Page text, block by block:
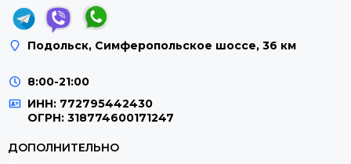
Подольск, Симферопольское шоссе, 36 км
8:00-21:00
ИНН: 772795442430
ОГРН: 318774600171247
ДОПОЛНИТЕЛЬНО